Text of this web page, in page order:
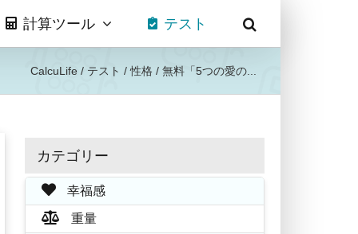
計算ツール テスト
CalcuLife / テスト /性格 / 無料「5つの愛の...
カテゴリー
幸福感
重量